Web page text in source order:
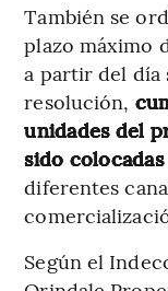
También se
plazo máximo
a partir del día
resolución,
unidades del
sido
diferentes
Según el